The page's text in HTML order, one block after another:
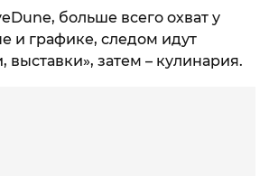
больше всего охват у
и графике, следом идут
выставки», затем – кулинария.